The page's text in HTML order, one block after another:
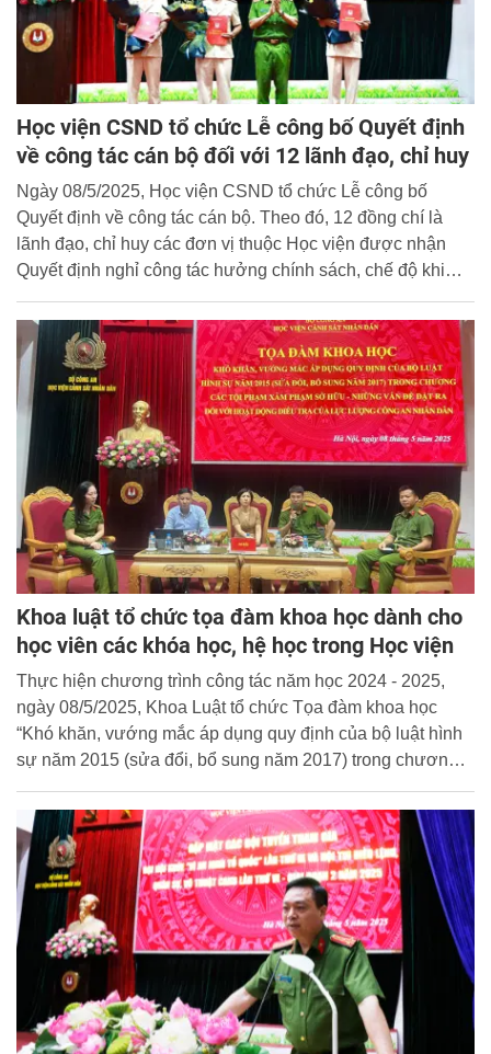
Học viện CSND tổ chức Lễ công bố Quyết định
về công tác cán bộ đối với 12 lãnh đạo, chỉ huy
Ngày 08/5/2025, Học viện CSND tổ chức Lễ công bố
Quyết định về công tác cán bộ. Theo đó, 12 đồng chí là
lãnh đạo, chỉ huy các đơn vị thuộc Học viện được nhận
Quyết định nghỉ công tác hưởng chính sách, chế độ khi
hưởng chế độ hưu trí.
Khoa luật tổ chức tọa đàm khoa học dành cho
học viên các khóa học, hệ học trong Học viện
Thực hiện chương trình công tác năm học 2024 - 2025,
ngày 08/5/2025, Khoa Luật tổ chức Tọa đàm khoa học
“Khó khăn, vướng mắc áp dụng quy định của bộ luật hình
sự năm 2015 (sửa đổi, bổ sung năm 2017) trong chương
với hoạt động điều tra của lực lượng Công an nhân
dân”cho học viên các hệ học trong Học viện.